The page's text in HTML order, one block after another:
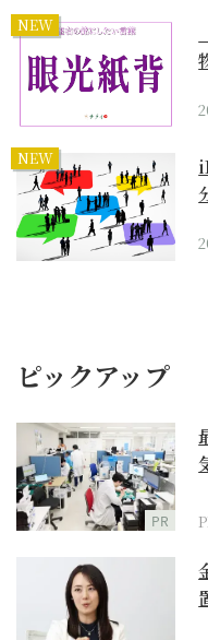
NEW
NEW
ピックアップ
PR